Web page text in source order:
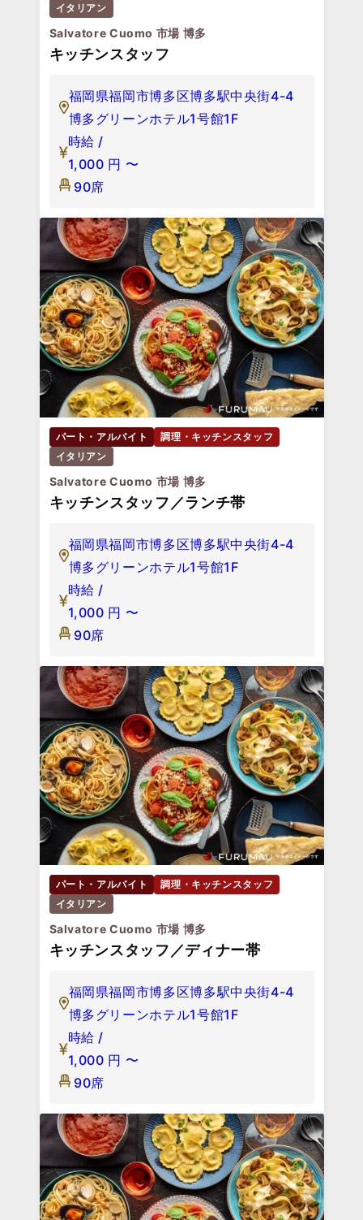
イタリアン
Salvatore Cuomo 市場 博多
キッチンスタッフ
福岡県福岡市博多区博多駅中央街4-4
博多グリーンホテル1号館1F
時給 /
1,000 円 〜
90席
パート・アルバイト
調理・キッチンスタッフ
イタリアン
Salvatore Cuomo 市場 博多
キッチンスタッフ／ランチ帯
福岡県福岡市博多区博多駅中央街4-4
博多グリーンホテル1号館1F
時給 /
1,000 円 〜
90席
パート・アルバイト
調理・キッチンスタッフ
イタリアン
Salvatore Cuomo 市場 博多
キッチンスタッフ／ディナー帯
福岡県福岡市博多区博多駅中央街4-4
博多グリーンホテル1号館1F
時給 /
1,000 円 〜
90席